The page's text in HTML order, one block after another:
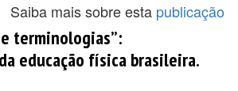
Saiba mais sobre esta publicação
terminologias”:
educação física brasileira.